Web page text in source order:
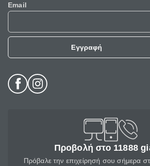
Email
Εγγραφή
Προβολή στο 11888
Πρόβαλε την επιχείρησή σου σήμερα